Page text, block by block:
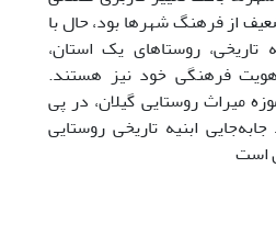
از فرهنگ شهرها بود، حال با
تاریخی، روستاهای یک استان،
فرهنگی خود نیز هستند.
میراث روستایی گیلان، در پی
ابنیه تاریخی روستایی
است